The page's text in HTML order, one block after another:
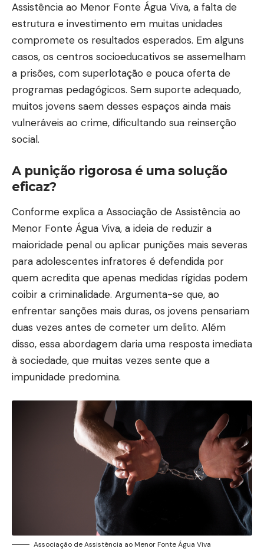
Assistência ao Menor Fonte Água Viva, a falta de
estrutura e investimento em muitas unidades
compromete os resultados esperados. Em alguns
casos, os centros socioeducativos se assemelham
a prisões, com superlotação e pouca oferta de
programas pedagógicos. Sem suporte adequado,
muitos jovens saem desses espaços ainda mais
vulneráveis ao crime, dificultando sua reinserção
social.
A punição rigorosa é uma solução
eficaz?
Conforme explica a Associação de Assistência ao
Menor Fonte Água Viva, a ideia de reduzir a
maioridade penal ou aplicar punições mais severas
para adolescentes infratores é defendida por
quem acredita que apenas medidas rígidas podem
coibir a criminalidade. Argumenta-se que, ao
enfrentar sanções mais duras, os jovens pensariam
duas vezes antes de cometer um delito. Além
disso, essa abordagem daria uma resposta imediata
à sociedade, que muitas vezes sente que a
impunidade predomina.
Associação de Assistência ao Menor Fonte Água Viva